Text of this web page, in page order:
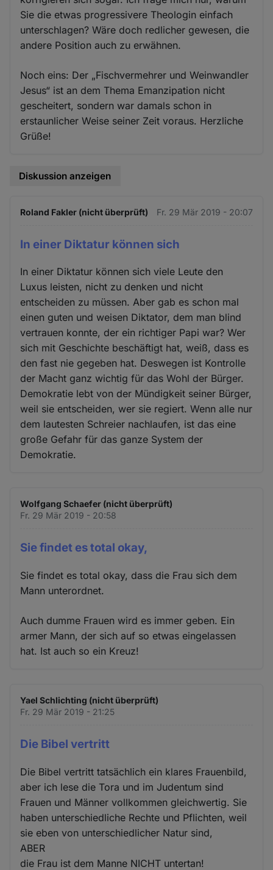
Sie die etwas progressivere Theologin einfach
unterschlagen? Wäre doch redlicher gewesen, die
andere Position auch zu erwähnen.
Noch eins: Der „Fischvermehrer und Weinwandler
Jesus“ ist an dem Thema Emanzipation nicht
gescheitert, sondern war damals schon in
erstaunlicher Weise seiner Zeit voraus. Herzliche
Grüße!
Diskussion anzeigen
Roland Fakler (nicht überprüft) Fr. 29 Mär 2019 - 20:07
In einer Diktatur können sich
In einer Diktatur können sich viele Leute den
Luxus leisten, nicht zu denken und nicht
entscheiden zu müssen. Aber gab es schon mal
einen guten und weisen Diktator, dem man blind
vertrauen konnte, der ein richtiger Papi war? Wer
sich mit Geschichte beschäftigt hat, weiß, dass es
den fast nie gegeben hat. Deswegen ist Kontrolle
der Macht ganz wichtig für das Wohl der Bürger.
Demokratie lebt von der Mündigkeit seiner Bürger,
weil sie entscheiden, wer sie regiert. Wenn alle nur
dem lautesten Schreier nachlaufen, ist das eine
große Gefahr für das ganze System der
Demokratie.
Wolfgang Schaefer (nicht überprüft)
Fr. 29 Mär 2019 - 20:58
Sie findet es total okay,
Sie findet es total okay, dass die Frau sich dem
Mann unterordnet.
Auch dumme Frauen wird es immer geben. Ein
armer Mann, der sich auf so etwas eingelassen
hat. Ist auch so ein Kreuz!
Yael Schlichting (nicht überprüft)
Fr. 29 Mär 2019 - 21:25
Die Bibel vertritt
Die Bibel vertritt tatsächlich ein klares Frauenbild,
aber ich lese die Tora und im Judentum sind
Frauen und Männer vollkommen gleichwertig. Sie
haben unterschiedliche Rechte und Pflichten, weil
sie eben von unterschiedlicher Natur sind,
ABER
die Frau ist dem Manne NICHT untertan!